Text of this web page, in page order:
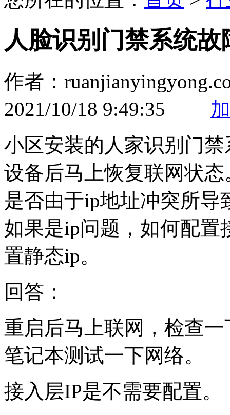
人脸识别门禁系统故
作者：
2021/10/18 9:49:35
小区安装的人家识别门
设备后马上恢复联网状态
是否由于ip地址冲突所导
如果是ip问题，如何配置
置静态ip。
回答：
重启后马上联网，检查
笔记本测试一下网络。
接入层IP是不需要配置。